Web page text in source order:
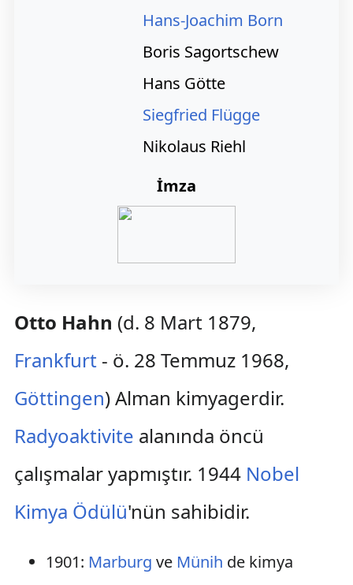
Hans-Joachim Born
Boris Sagortschew
Hans Götte
Siegfried Flügge
Nikolaus Riehl
İmza
Otto Hahn (d. 8 Mart 1879,
Frankfurt- ö. 28 Temmuz 1968,
Göttingen) Alman kimyagerdir.
Radyoaktivite alanında öncü
çalışmalar yapmıştır. 1944 Nobel
Kimya Ödülü'nün sahibidir.
1901: Marburg ve Münih de kimya